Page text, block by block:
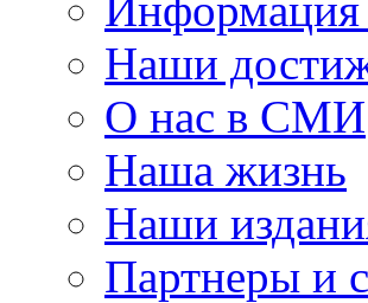
Наши
О нас в СМИ
Наша жизнь
Наши
Партнеры и